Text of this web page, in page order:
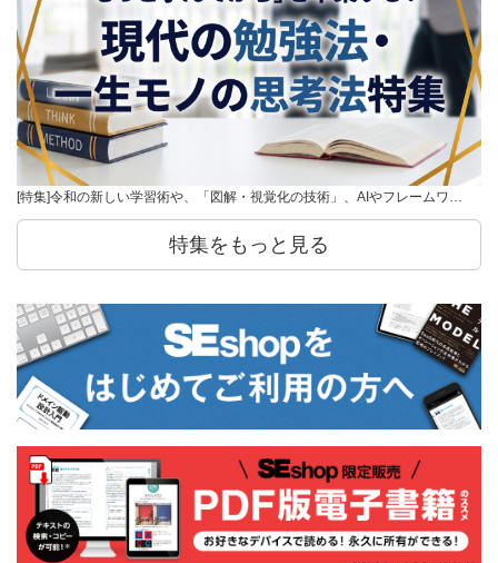
[特集]令和の新しい学習術や、「図解・視覚化の技術」、AIやフレームワ…
特集をもっと見る